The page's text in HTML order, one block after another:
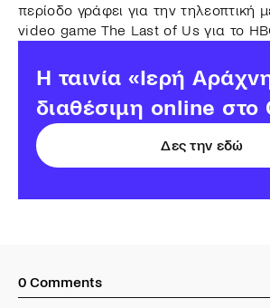
περίοδο γράφει για την τηλεοπτική
video game The Last of Us για το
Η ταινία «Ιερή
διαθέσιμη online στο
Δες την εδώ
0 Comments